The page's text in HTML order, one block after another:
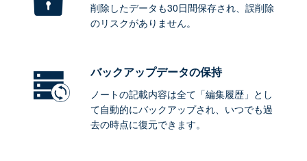
削除したデータも30日間保存され、誤削除
のリスクがありません。
バックアップデータの保持
ノートの記載内容は全て「編集履歴」とし
て自動的にバックアップされ、いつでも過
去の時点に復元できます。